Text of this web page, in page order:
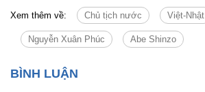
Xem thêm về: Chủ tịch nước Việt-Nhật
Nguyễn Xuân Phúc Abe Shinzo